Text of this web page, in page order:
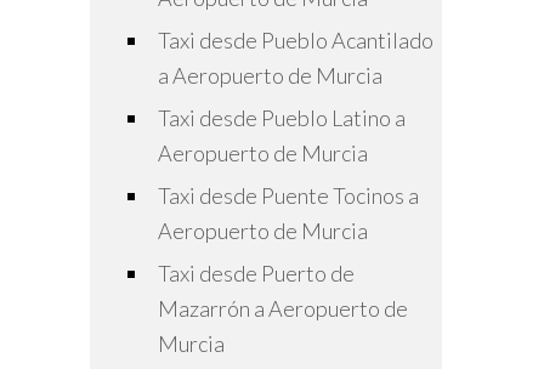
Taxi desde Pueblo Acantilado
a Aeropuerto de Murcia
Taxi desde Pueblo Latino a
Aeropuerto de Murcia
Taxi desde Puente Tocinos a
Aeropuerto de Murcia
Taxi desde Puerto de
Mazarrón a Aeropuerto de
Murcia